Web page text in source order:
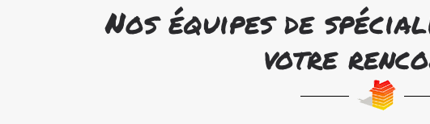
Nos équipes de
votre